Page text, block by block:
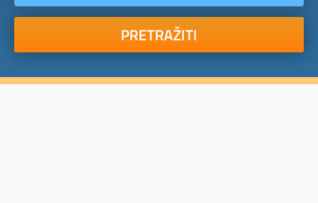
PRETRAŽITI